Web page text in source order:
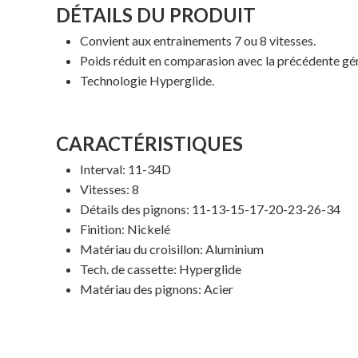
DÉTAILS DU PRODUIT
Convient aux entrainements 7 ou 8 vitesses.
Poids réduit en comparasion avec la précédente
Technologie Hyperglide.
CARACTÉRISTIQUES
Interval: 11-34D
Vitesses: 8
Détails des pignons: 11-13-15-17-20-23-26-34
Finition: Nickelé
Matériau du croisillon: Aluminium
Tech. de cassette: Hyperglide
Matériau des pignons: Acier